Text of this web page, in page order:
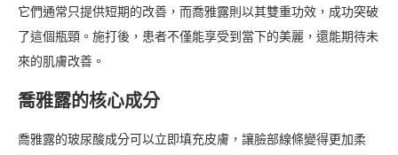
它們通常只提供短期的改善，而喬雅露則以其雙重功效，成功突破
了這個瓶頸。施打後，患者不僅能享受到當下的美麗，還能期待未
來的肌膚改善。
喬雅露的核心成分
喬雅露的玻尿酸成分可以立即填充皮膚，讓臉部線條變得更加柔